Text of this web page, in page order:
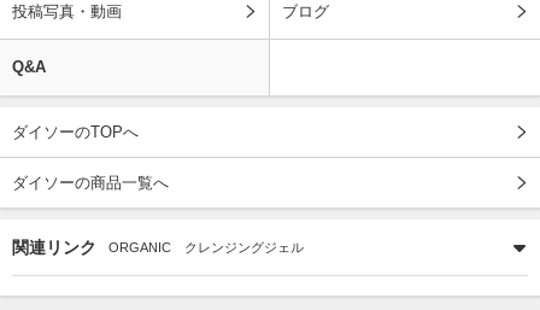
投稿写真・動画 ブログ
Q&A
ダイソーのTOPへ
ダイソーの商品一覧へ
関連リンク ORGANIC クレンジングジェル